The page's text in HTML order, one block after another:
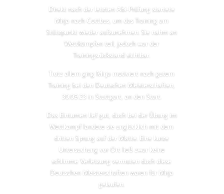
Direkt nach der letzten Abi-Prüfung startete
Mirja nach Cottbus, um das Training am
Stützpunkt wieder aufzunehmen. Sie nahm an
Wettkämpfen teil, jedoch war der
Trainingsrückstand sichtbar.
Trotz allem ging Mirja motiviert nach gutem
Training bei den Deutschen Meisterschaften,
30.09.23 in Stuttgart, an den Start.
Das Einturnen lief gut, doch bei der Übung im
Wettkampf landete sie unglücklich mit dem
dritten Sprung auf der Matte. Eine kurze
Untersuchung vor Ort ließ zwar keine
schlimme Verletzung vermuten doch diese
Deutschen Meisterschaften waren für Mirja
gelaufen.